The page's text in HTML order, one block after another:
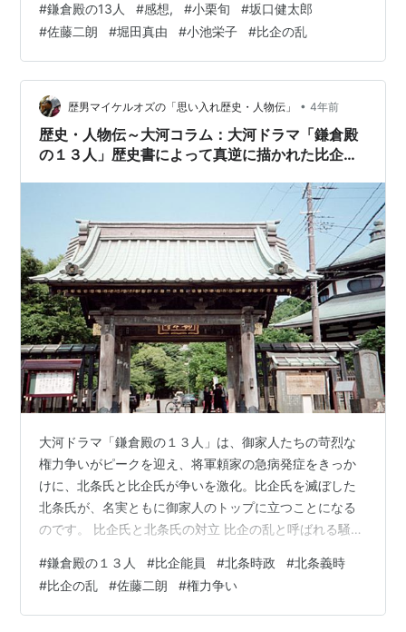
ん りく 宮沢りえさん 実衣 宮澤エマさん 千幡 嶺岸煌桜さ
ん 三浦義村（平六） 山本耕史さん 和田義盛 横田栄司さ
ん 畠山重忠 中川大志さん 仁田忠常 高岸宏行さん 善児 梶
原善さん トウ 山本千尋さん 大江広元 栗原英雄さん 三善
康信 小林隆さん 比企能員…
#鎌倉殿の13人 #感想, #小栗旬 #坂口健太郎
#佐藤二朗 #堀田真由 #小池栄子 #比企の乱
歴男マイケルオズの「思い入れ歴史・人物伝」 • 4年前
歴史・人物伝～大河コラム：大河ドラマ「鎌倉殿
の１３人」歴史書によって真逆に描かれた比企の
大河ドラマ「鎌倉殿の１３人」は、御家人たちの苛烈な
権力争いがピークを迎え、将軍頼家の急病発症をきっか
けに、北条氏と比企氏が争いを激化。比企氏を滅ぼした
北条氏が、名実ともに御家人のトップに立つことになる
のです。 比企氏と北条氏の対立 比企の乱と呼ばれる騒乱
す。能員の娘は頼家の側室となり、嫡男である一幡を産
みました。一幡が将軍になれば能員は外祖父として、権
力の中心に座ることができるのです。 一方の北条氏、と
#鎌倉殿の１３人 #比企能員 #北条時政 #北条義時
#比企の乱 #佐藤二朗 #権力争い